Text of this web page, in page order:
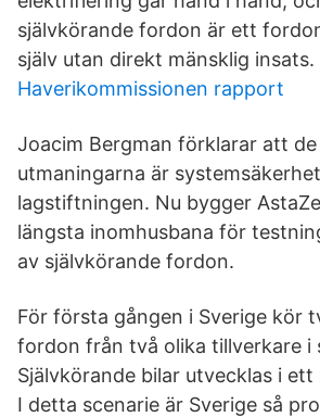
självkörande fordon är ett
själv utan direkt mänsklig insats.
Haverikommissionen rapport
Joacim Bergman förklarar att
utmaningarna är
lagstiftningen. Nu bygger
längsta inomhusbana för
av självkörande fordon.
För första gången i Sverige kör
fordon från två olika tillverkare i
Självkörande bilar utvecklas i
I detta scenarie är Sverige så